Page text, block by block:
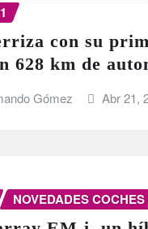
con su
628 km de
Gómez Abr 21,
NOVEDADES COCHES